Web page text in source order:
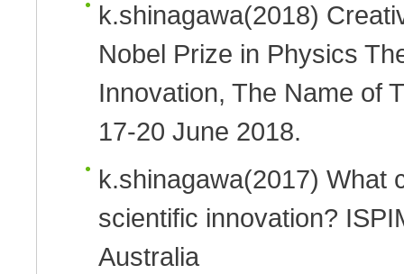
k.shinagawa(2018)
Nobel Prize in Physics
Innovation, The Name of
17-20 June 2018.
k.shinagawa(2017) What
scientific innovation?
Australia